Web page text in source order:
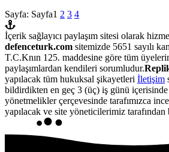
Sayfa: Sayfa1 2 3 4
İçerik sağlayıcı paylaşım sitesi olarak
defenceturk.com sitemizde 5651 sayılı
T.C.Knın 125. maddesine göre tüm
paylaşımlardan kendileri sorumludur.
yapılacak tüm hukuksal şikayetleri İletişim
bildirdikten en geç 3 (üç) iş günü
yönetmelikler çerçevesinde tarafımızca
yapılacak ve site yöneticilerimiz